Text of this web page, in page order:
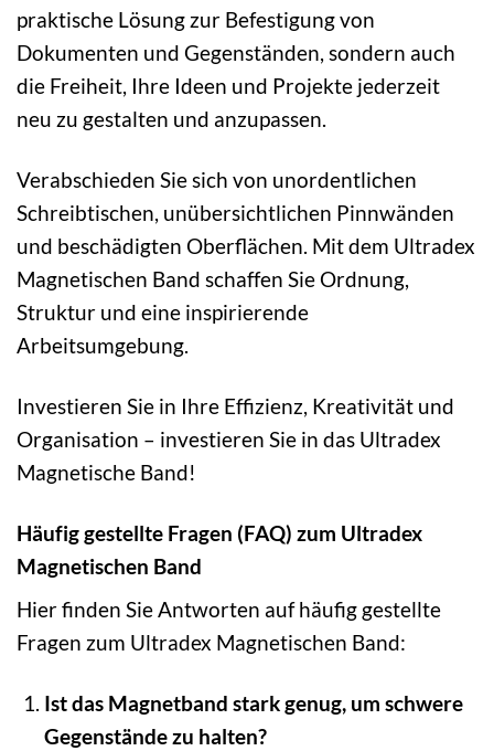
praktische Lösung zur Befestigung von
Dokumenten und Gegenständen, sondern auch
die Freiheit, Ihre Ideen und Projekte jederzeit
neu zu gestalten und anzupassen.
Verabschieden Sie sich von unordentlichen
Schreibtischen, unübersichtlichen Pinnwänden
und beschädigten Oberflächen. Mit dem Ultradex
Magnetischen Band schaffen Sie Ordnung,
Struktur und eine inspirierende
Arbeitsumgebung.
Investieren Sie in Ihre Effizienz, Kreativität und
Organisation – investieren Sie in das Ultradex
Magnetische Band!
Häufig gestellte Fragen (FAQ) zum Ultradex
Magnetischen Band
Hier finden Sie Antworten auf häufig gestellte
Fragen zum Ultradex Magnetischen Band:
Ist das Magnetband stark genug, um schwere
Gegenstände zu halten?